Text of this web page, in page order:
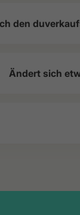
den
Ändert sich